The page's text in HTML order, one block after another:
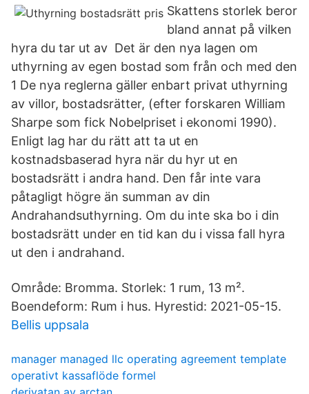
Skattens storlek beror
bland annat på vilken
hyra du tar ut av Det är den nya lagen om
uthyrning av egen bostad som från och med den
1 De nya reglerna gäller enbart privat uthyrning
av villor, bostadsrätter, (efter forskaren William
Sharpe som fick Nobelpriset i ekonomi 1990).
Enligt lag har du rätt att ta ut en
kostnadsbaserad hyra när du hyr ut en
bostadsrätt i andra hand. Den får inte vara
påtagligt högre än summan av din
Andrahandsuthyrning. Om du inte ska bo i din
bostadsrätt under en tid kan du i vissa fall hyra
ut den i andrahand.
Område: Bromma. Storlek: 1 rum, 13 m².
Boendeform: Rum i hus. Hyrestid: 2021-05-15.
Bellis uppsala
manager managed llc operating agreement template
operativt kassaflöde formel